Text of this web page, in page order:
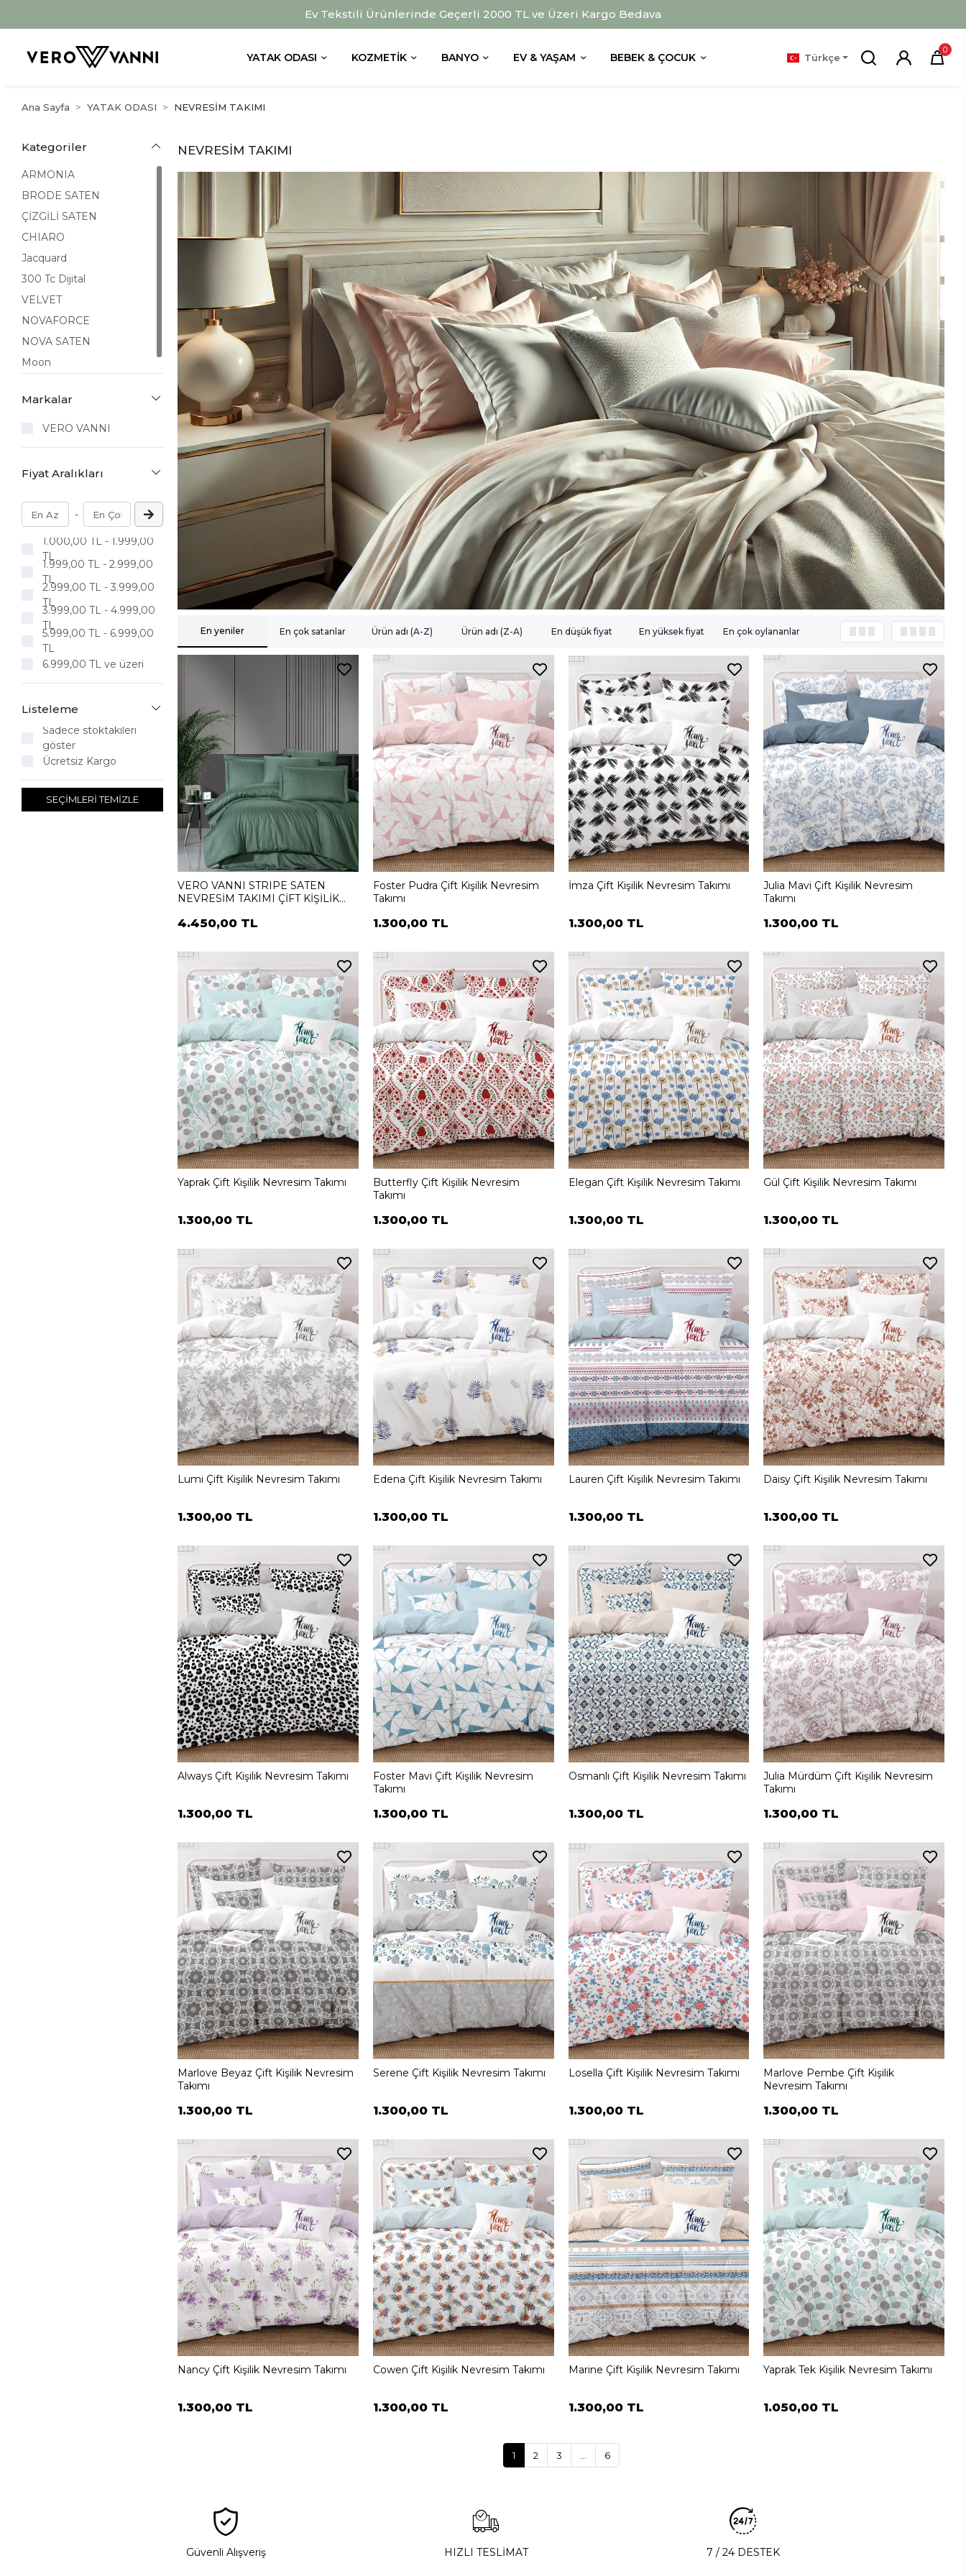
Ev Tekstili Ürünlerinde Geçerli 2000 TL ve Üzeri Kargo Bedava
YATAK ODASI KOZMETIK BANYO EV & YAŞAM BEBEK & ÇOCUK Türkçe
0
Ana Sayfa YATAK ODASI NEVRESİM TAKIMI
Kategoriler
ARMONIA
BRODE SATEN
ÇİZGİLİ SATEN
CHIARO
Jacquard
300 Tc Dijital
VELVET
NOVAFORCE
NOVA SATEN
Moon
Markalar
VERO VANNI
Fiyat Aralıkları
-
1.000,00 TL - 1.999,00
TL
1.999,00 TL - 2.999,00
TL
2.999,00 TL - 3.999,00
TL
3.999,00 TL - 4.999,00
TL
5.999,00 TL - 6.999,00
TL
6.999,00 TL ve üzeri
Listeleme
Sadece stoktakileri
göster
Ücretsiz Kargo
SEÇİMLERİ TEMİZLE
NEVRESİM TAKIMI
En yeniler En çok satanlar Ürün adı (A-Z) Ürün adı (Z-A) En düşük fiyat En yüksek fiyat En çok oylananlar
VERO VANNI STRIPE SATEN
NEVRESİM TAKIMI ÇİFT KİŞİLİK
4.450,00 TL
Foster Pudra Çift Kişilik Nevresim
Takımı
1.300,00 TL
İmza Çift Kişilik Nevresim Takımı
1.300,00 TL
Julia Mavi Çift Kişilik Nevresim
Takımı
1.300,00 TL
Yaprak Çift Kişilik Nevresim Takımı
1.300,00 TL
Butterfly Çift Kişilik Nevresim
Takımı
1.300,00 TL
Elegan Çift Kişilik Nevresim Takımı
1.300,00 TL
Gül Çift Kişilik Nevresim Takımı
1.300,00 TL
Lumi Çift Kişilik Nevresim Takımı
1.300,00 TL
Edena Çift Kişilik Nevresim Takımı
1.300,00 TL
Lauren Çift Kişilik Nevresim Takımı
1.300,00 TL
Daisy Çift Kişilik Nevresim Takımı
1.300,00 TL
Always Çift Kişilik Nevresim Takımı
1.300,00 TL
Foster Mavi Çift Kişilik Nevresim
Takımı
1.300,00 TL
Osmanlı Çift Kişilik Nevresim Takımı
1.300,00 TL
Julia Mürdüm Çift Kişilik Nevresim
Takımı
1.300,00 TL
Marlove Beyaz Çift Kişilik Nevresim
Takımı
1.300,00 TL
Serene Çift Kişilik Nevresim Takımı
1.300,00 TL
Losella Çift Kişilik Nevresim Takımı
1.300,00 TL
Marlove Pembe Çift Kişilik
Nevresim Takımı
1.300,00 TL
Nancy Çift Kişilik Nevresim Takımı
1.300,00 TL
Cowen Çift Kişilik Nevresim Takımı
1.300,00 TL
Marine Çift Kişilik Nevresim Takımı
1.300,00 TL
Yaprak Tek Kişilik Nevresim Takımı
1.050,00 TL
1 2 3 6
Güvenli Alışveriş HIZLI TESLİMAT 7 / 24 DESTEK